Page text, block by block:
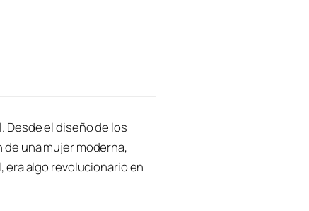
Desde el diseño de los
una mujer moderna,
algo revolucionario en